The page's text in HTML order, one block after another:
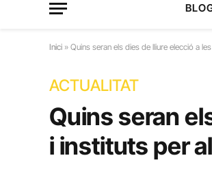
Inici » Quins seran els dies de lliure elecció a
ACTUALITAT
Quins seran
i instituts per